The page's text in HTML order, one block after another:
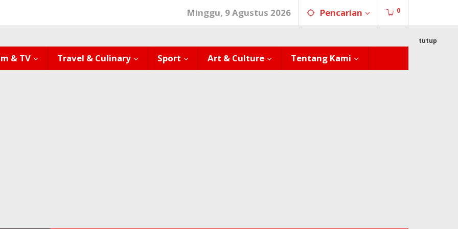
Minggu, 9 Agustus 2026 Pencarian 0
& TV Travel & Culinary Sport Art & Culture Tentang Kami
tutup